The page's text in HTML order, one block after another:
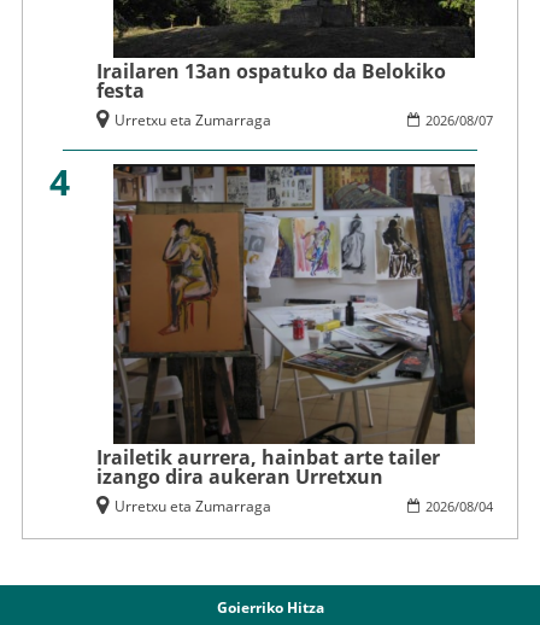
Irailaren 13an ospatuko da Belokiko
festa
2026/08/07
Urretxu eta Zumarraga
4
Irailetik aurrera, hainbat arte tailer
izango dira aukeran Urretxun
2026/08/04
Urretxu eta Zumarraga
Goierriko Hitza